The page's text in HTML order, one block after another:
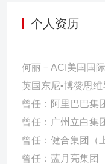
与管理者深入探讨管理
与员工之间的统一共识
创新、协作与提效； ——
对性地制订有效的绩效
个人资历
何丽－ACI美国国
英国东尼•博赞思
曾任：阿里巴巴集
曾任：广州立白集
曾任：健合集团（
曾任：蓝月亮集团